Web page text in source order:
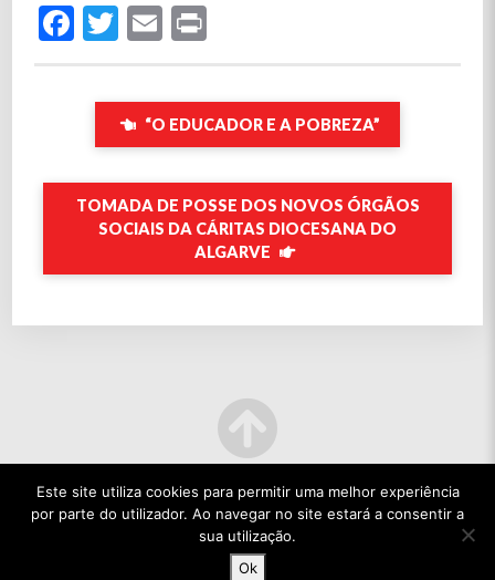
Facebook
Twitter
Email
“O EDUCADOR E A POBREZA”
TOMADA DE POSSE DOS NOVOS ÓRGÃOS
SOCIAIS DA CÁRITAS DIOCESANA DO
ALGARVE
© 2022 TODOS OS DIREITOS RESERVADOS.
Este site utiliza cookies para permitir uma melhor experiência
por parte do utilizador. Ao navegar no site estará a consentir a
sua utilização.
Ok